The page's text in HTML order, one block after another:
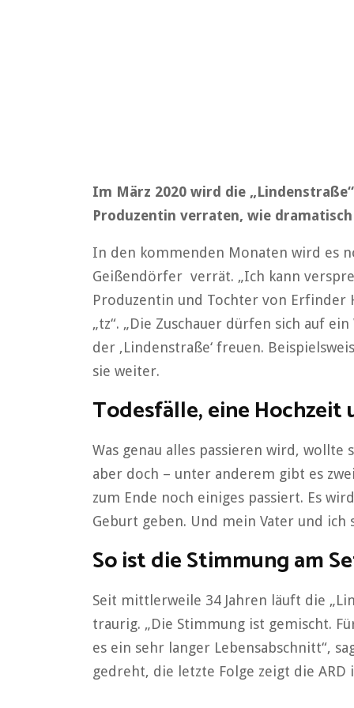
Im März 2020 wird die
Produzentin verraten, wie
In den kommenden Monaten wird es
Geißendörfer verrät. „Ich kann
Produzentin und Tochter von
„tz“. „Die Zuschauer dürfen sich auf
der ‚Lindenstraße‘ freuen.
sie weiter.
Todesfälle, eine Hochzeit
Was genau alles passieren wird,
aber doch – unter anderem gibt es
zum Ende noch einiges passiert. Es
Geburt geben. Und mein Vater und
So ist die Stimmung am
Seit mittlerweile 34 Jahren läuft die
traurig. „Die Stimmung ist gemischt.
es ein sehr langer Lebensabschnitt“,
gedreht, die letzte Folge zeigt die ARD